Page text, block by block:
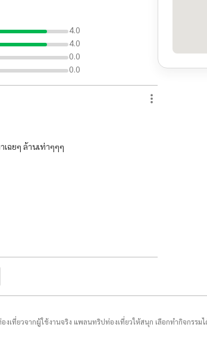
4.0
4.0
0.0
0.0
ฉยๆ ล้านเท่าๆๆๆ
เที่ยวจากผู้ใช้งานจริง แพลนทริปท่องเที่ยวให้สนุก เลือกทำกิจกรรม